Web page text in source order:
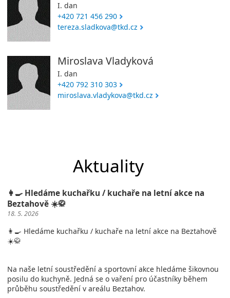
I. dan
+420 721 456 290
tereza.sladkova@tkd.cz
Miroslava Vladyková
I. dan
+420 792 310 303
miroslava.vladykova@tkd.cz
Aktuality
👩‍🍳 Hledáme kuchařku / kuchaře na letní akce na
Beztahově ☀️🥋
18. 5. 2026
👩‍🍳 Hledáme kuchařku / kuchaře na letní akce na Beztahově
☀️🥋
Na naše letní soustředění a sportovní akce hledáme šikovnou
posilu do kuchyně. Jedná se o vaření pro účastníky během
průběhu soustředění v areálu Beztahov.